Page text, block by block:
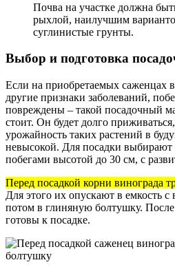
Почва на участке должна
рыхлой, наилучшим
суглинистые грунты.
Выбор и подготовка
Если на приобретаемых саженцах
другие признаки заболеваний,
повреждены – такой посадочный
стоит. Он будет долго
урожайность таких растений в
невысокой. Для посадки выбирают
побегами высотой до 30 см, с
Перед посадкой корни винограда
Для этого их опускают в емкость с
потом в глиняную болтушку.
готовы к посадке.